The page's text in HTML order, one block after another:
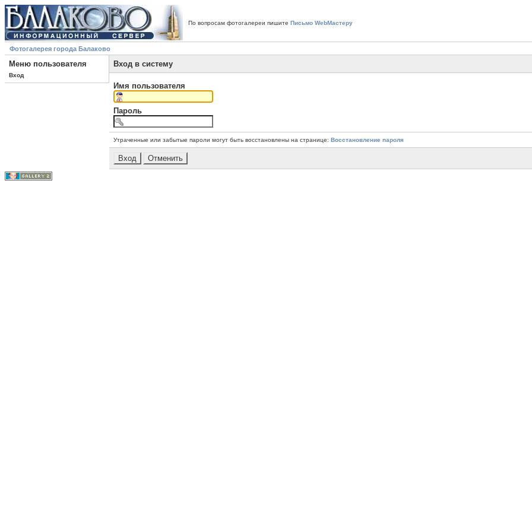
По вопросам фотогалереи пишите Письмо WebМастеру
Фотогалерея города Балаково
Меню пользователя
Вход
Вход в систему
Имя пользователя
Пароль
Утраченные или забытые пароли могут быть восстановлены на странице: Восстановление пароля